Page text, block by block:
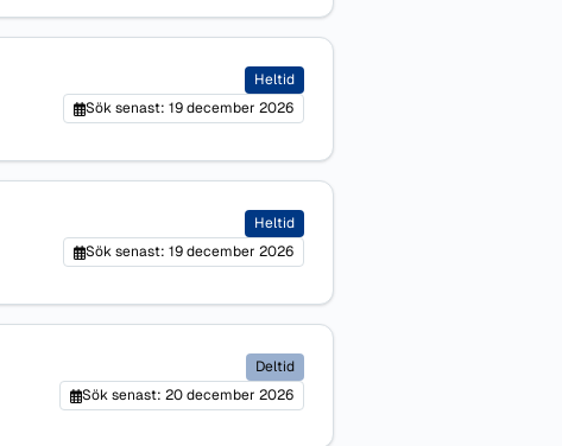
Heltid
Sök senast: 19 december 2026
Heltid
Sök senast: 19 december 2026
Deltid
Sök senast: 20 december 2026